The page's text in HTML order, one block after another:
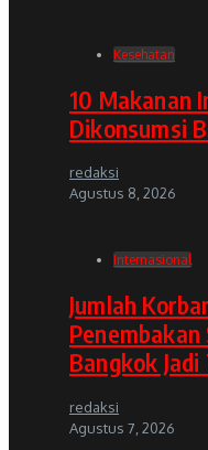
Kesehatan
10 Makanan
Dikonsumsi
redaksi
Agustus 8, 2026
Internasional
Jumlah
Bangkok Jadi
redaksi
Agustus 7, 2026